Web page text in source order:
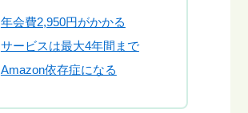
年会費2,950円がかかる
サービスは最大4年間まで
Amazon依存症になる